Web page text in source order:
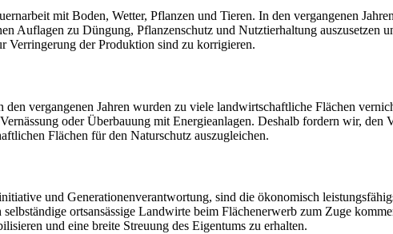
mit Boden, Wetter, Pflanzen und Tieren. In den vergangenen
Auflagen zu Düngung, Pflanzenschutz und Nutztierhaltung auszusetzen
Verringerung der Produktion sind zu korrigieren.
vergangenen Jahren wurden zu viele landwirtschaftliche Flächen
oder Überbauung mit Energieanlagen. Deshalb fordern wir, den
Flächen für den Naturschutz auszugleichen.
und Generationenverantwortung, sind die ökonomisch
ortsansässige Landwirte beim Flächenerwerb zum Zuge
und eine breite Streuung des Eigentums zu erhalten.